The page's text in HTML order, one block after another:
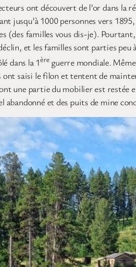
ont découvert de l’or dans
jusqu’à 1000 personnes vers
(des familles vous dis-je).
et les familles sont parties
dans la 1ère guerre mondiale.
saisi le filon et tentent de
une partie du mobilier est restée
abandonné et des puits de mine